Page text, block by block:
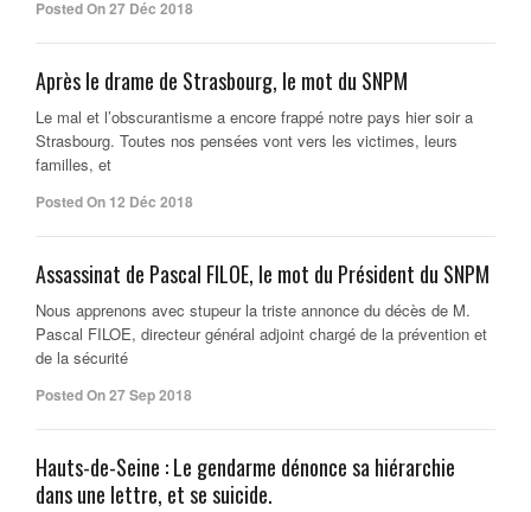
Posted On 27 Déc 2018
Après le drame de Strasbourg, le mot du SNPM
Le mal et l’obscurantisme a encore frappé notre pays hier soir a
Strasbourg. Toutes nos pensées vont vers les victimes, leurs
familles, et
Posted On 12 Déc 2018
Assassinat de Pascal FILOE, le mot du Président du SNPM
Nous apprenons avec stupeur la triste annonce du décès de M.
Pascal FILOE, directeur général adjoint chargé de la prévention et
de la sécurité
Posted On 27 Sep 2018
Hauts-de-Seine : Le gendarme dénonce sa hiérarchie
dans une lettre, et se suicide.